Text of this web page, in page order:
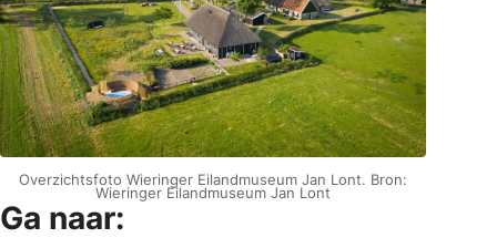
Overzichtsfoto Wieringer Eilandmuseum Jan Lont. Bron:
Wieringer Eilandmuseum Jan Lont
Ga naar: